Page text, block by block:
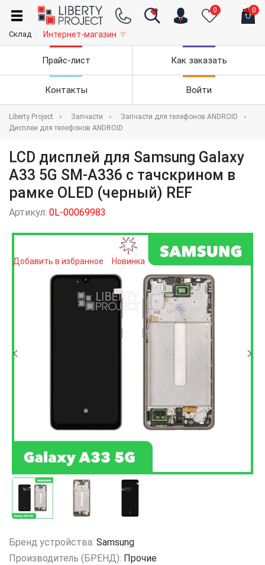
0 0
Склад Интернет-магазин ▽
Прайс-лист Как заказать
Контакты Войти
Liberty Project Запчасти
Запчасти для телефонов ANDROID
Дисплеи для телефонов ANDROID
LCD дисплей для Samsung Galaxy
A33 5G SM-A336 с тачскрином в
рамке OLED (черный) REF
Артикул: 0L-00069983
Добавить в избранное Новинка
Бренд устройства: Samsung
Производитель (БРЕНД): Прочие